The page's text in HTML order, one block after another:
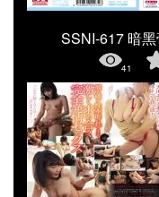
SSNI-617 暗
41